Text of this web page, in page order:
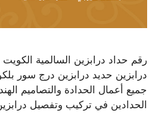
رقم حداد درابزين السالمية
درابزين حديد درابزين درج سور
جميع أعمال الحدادة والتصاميم
الحدادين في تركيب وتفصيل